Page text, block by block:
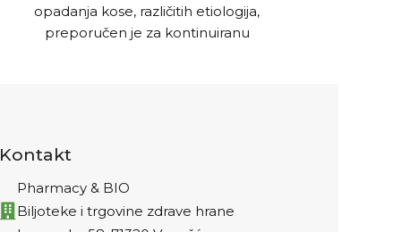
opadanja kose, različitih etiologija,
preporučen je za kontinuiranu
Kontakt
Pharmacy & BIO
Biljoteke i trgovine zdrave hrane